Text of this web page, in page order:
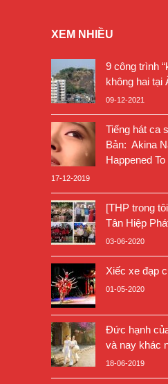
XEM NHIỀU
9 công trình
không hai tại
09-12-2021
Tiếng hát ca
Bản: Akina
Happened
17-12-2019
[THP trong
Tân Hiệp
03-06-2020
Xiếc xe đạp
01-05-2020
Đức hạnh
và nay khác
18-06-2019